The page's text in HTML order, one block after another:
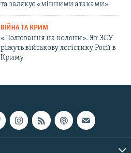
та залякує «мінними атаками»
ВІЙНА ТА КРИМ
«Полювання на колони». Як ЗСУ
ріжуть військову логістику Росії в
Криму